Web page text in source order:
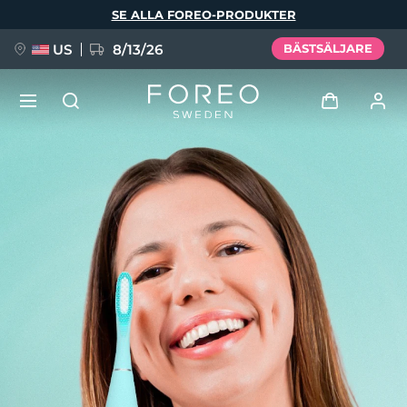
SE ALLA FOREO-PRODUKTER
US 8/13/26 BÄSTSÄLJARE
Användarprofil
Mina enheter
Mina beställningar
Mina adresser
Mina prenumerationer
FAQ™ Pure Beauty-Tech Elixir
BREAKING NEWS
issa™ Teeth Whitening Set
Deutsch
Español
Français
Italiano
Português
Svenska
Русский
简体中文 繁體中文